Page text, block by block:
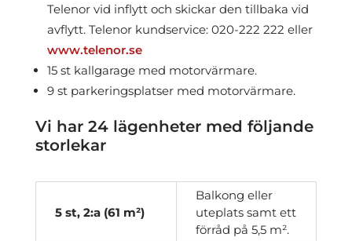
Telenor vid inflytt och skickar den tillbaka vid
avflytt. Telenor kundservice: 020-222 222 eller
www.telenor.se
15 st kallgarage med motorvärmare.
9 st parkeringsplatser med motorvärmare.
Vi har 24 lägenheter med följande
storlekar
5 st, 2:a (61 m²)
Balkong eller
uteplats samt ett
förråd på 5,5 m².